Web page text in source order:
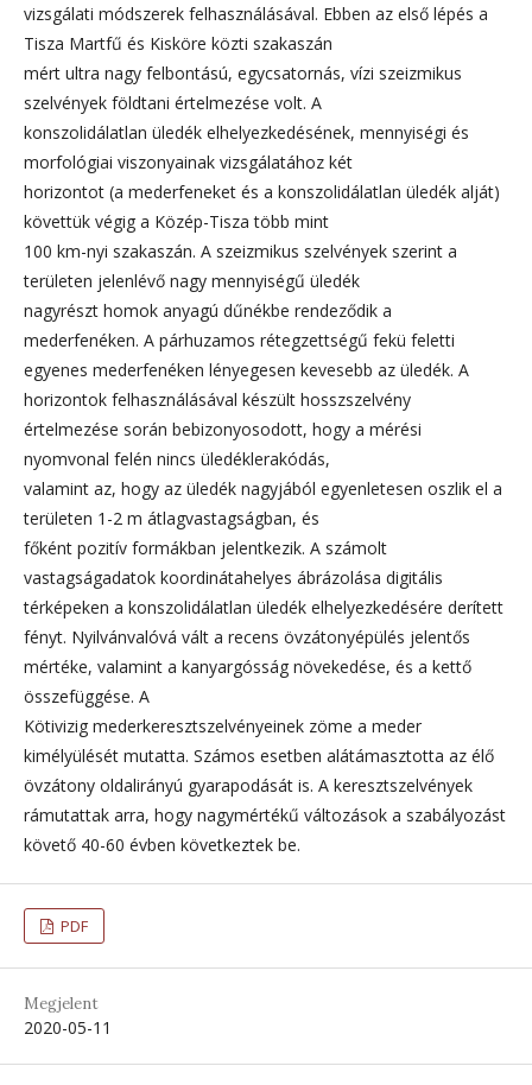
vizsgálati módszerek felhasználásával. Ebben az első lépés a
Tisza Martfű és Kisköre közti szakaszán
mért ultra nagy felbontású, egycsatornás, vízi szeizmikus
szelvények földtani értelmezése volt. A
konszolidálatlan üledék elhelyezkedésének, mennyiségi és
morfológiai viszonyainak vizsgálatához két
horizontot (a mederfeneket és a konszolidálatlan üledék alját)
követtük végig a Közép-Tisza több mint
100 km-nyi szakaszán. A szeizmikus szelvények szerint a
területen jelenlévő nagy mennyiségű üledék
nagyrészt homok anyagú dűnékbe rendeződik a
mederfenéken. A párhuzamos rétegzettségű fekü feletti
egyenes mederfenéken lényegesen kevesebb az üledék. A
horizontok felhasználásával készült hosszszelvény
értelmezése során bebizonyosodott, hogy a mérési
nyomvonal felén nincs üledéklerakódás,
valamint az, hogy az üledék nagyjából egyenletesen oszlik el a
területen 1-2 m átlagvastagságban, és
főként pozitív formákban jelentkezik. A számolt
vastagságadatok koordinátahelyes ábrázolása digitális
térképeken a konszolidálatlan üledék elhelyezkedésére derített
fényt. Nyilvánvalóvá vált a recens övzátonyépülés jelentős
mértéke, valamint a kanyargósság növekedése, és a kettő
összefüggése. A
Kötivizig mederkeresztszelvényeinek zöme a meder
kimélyülését mutatta. Számos esetben alátámasztotta az élő
övzátony oldalirányú gyarapodását is. A keresztszelvények
rámutattak arra, hogy nagymértékű változások a szabályozást
követő 40-60 évben következtek be.
PDF
Megjelent
2020-05-11